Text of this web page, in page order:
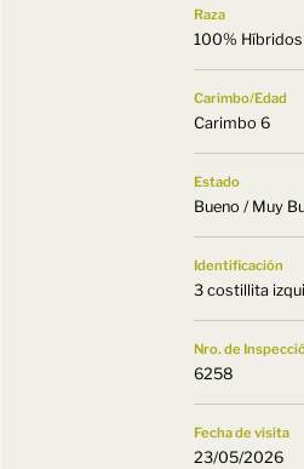
Raza
100%
Carimbo/Edad
Carimbo 6
Estado
Bueno / Muy
Identificación
3 costillita
Nro. de
6258
Fecha de visita
23/05/2026